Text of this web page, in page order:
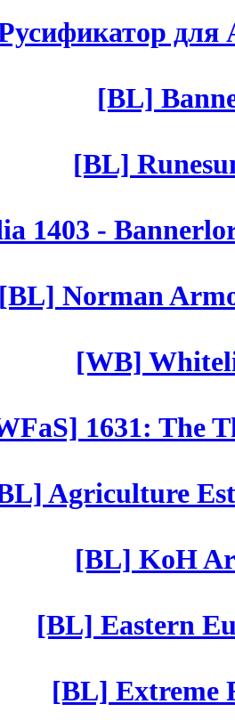
для
[BL]
[BL]
1403 -
[BL] Norman
[WB]
1631: The
Agriculture
[BL] KoH
[BL] Eastern
[BL] Extreme